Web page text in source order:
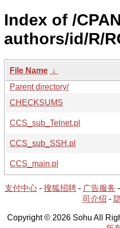
Index of /
authors/id/R/
File Name ↓
Parent directory/
CHECKSUMS
CCS_sub_Telnet.pl
CCS_sub_SSH.pl
CCS_main.pl
支付中心 - 搜狐招聘 - 广告服务 -
司介绍 -
Copyright © 2026 Sohu All